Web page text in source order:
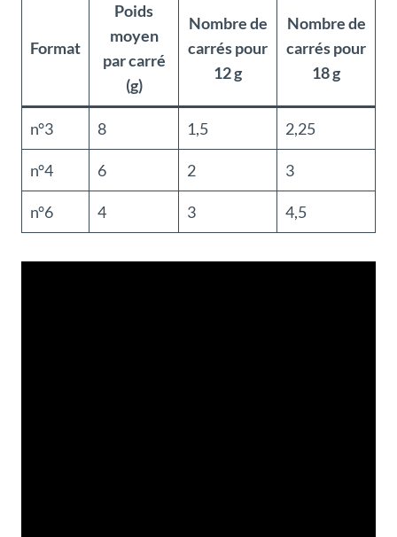
Format
Poids
moyen
par carré
(g)
Nombre de
carrés pour
12 g
Nombre de
carrés pour
18 g
n°3 8 1,5 2,25
n°4 6 2 3
n°6 4 3 4,5